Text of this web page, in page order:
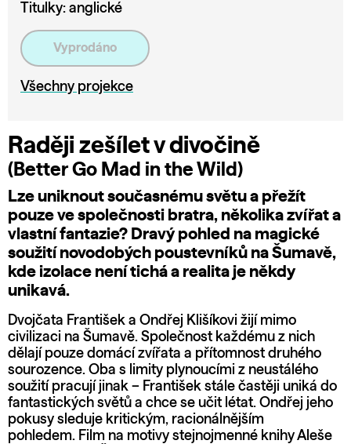
Titulky: anglické
Vyprodáno
Všechny projekce
Raději zešílet v divočině
(Better Go Mad in the Wild)
Lze uniknout současnému světu a přežít
pouze ve společnosti bratra, několika zvířat a
vlastní fantazie? Dravý pohled na magické
soužití novodobých poustevníků na Šumavě,
kde izolace není tichá a realita je někdy
unikavá.
Dvojčata František a Ondřej Klišíkovi žijí mimo
civilizaci na Šumavě. Společnost každému z nich
dělají pouze domácí zvířata a přítomnost druhého
sourozence. Oba s limity plynoucími z neustálého
soužití pracují jinak – František stále častěji uniká do
fantastických světů a chce se učit létat. Ondřej jeho
pokusy sleduje kritickým, racionálnějším
pohledem. Film na motivy stejnojmenné knihy Aleše